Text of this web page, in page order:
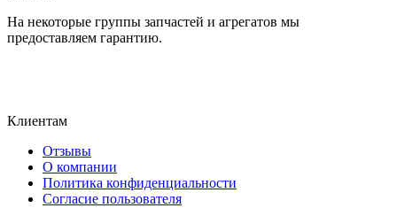
На некоторые группы запчастей и агрегатов мы
предоставляем гарантию.
Клиентам
Отзывы
О компании
Политика конфиденциальности
Согласие пользователя